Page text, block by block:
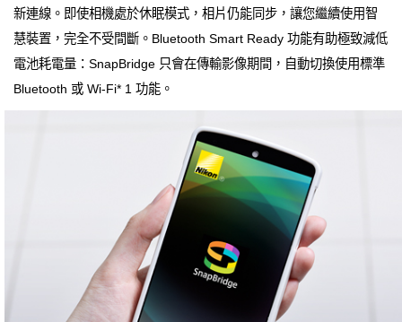
新連線。即使相機處於休眠模式，相片仍能同步，讓您繼續使用智
慧裝置，完全不受間斷。Bluetooth Smart Ready 功能有助極致減低
電池耗電量：SnapBridge 只會在傳輸影像期間，自動切換使用標準
Bluetooth 或 Wi-Fi* 1 功能。